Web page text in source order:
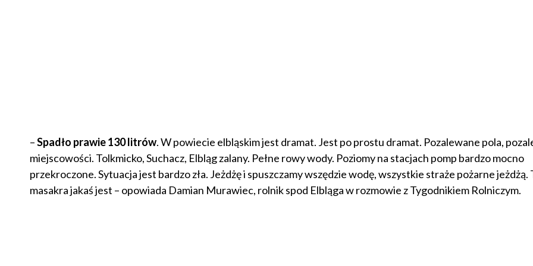
–Spadło prawie 130 litrów. W powiecie elbląskim jest dramat. Jest po prostu dramat. Pozalewane pola,
miejscowości. Tolkmicko, Suchacz, Elbląg zalany. Pełne rowy wody. Poziomy na stacjach pomp bardzo mocno
przekroczone. Sytuacja jest bardzo zła. Jeżdżę i spuszczamy wszędzie wodę, wszystkie straże pożarne jeżdżą.
masakra jakaś jest – opowiada Damian Murawiec, rolnik spod Elbląga w rozmowie z Tygodnikiem Rolniczym.